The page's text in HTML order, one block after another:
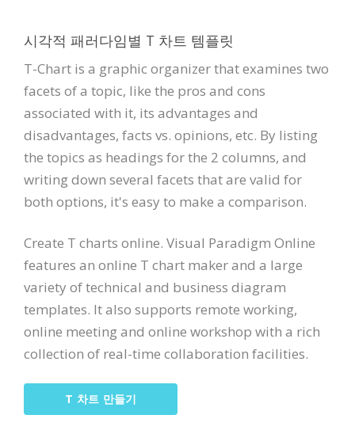
시각적 패러다임별 T 차트 템플릿
T-Chart is a graphic organizer that examines two
facets of a topic, like the pros and cons
associated with it, its advantages and
disadvantages, facts vs. opinions, etc. By listing
the topics as headings for the 2 columns, and
writing down several facets that are valid for
both options, it's easy to make a comparison.
Create T charts online. Visual Paradigm Online
features an online T chart maker and a large
variety of technical and business diagram
templates. It also supports remote working,
online meeting and online workshop with a rich
collection of real-time collaboration facilities.
T 차트 만들기